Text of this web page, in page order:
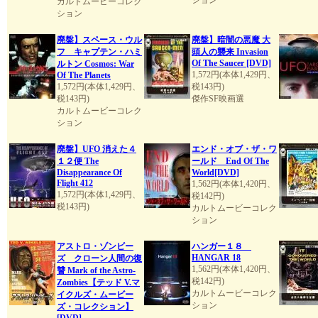
ション
廃盤】スペース・ウル
フ キャプテン・ハミ
ルトン Cosmos: War
Of The Planets
1,572円(本体1,429円、
税143円)
カルトムービーコレク
ション
廃盤】暗闇の悪魔 大
頭人の襲来 Invasion
Of The Saucer [DVD]
1,572円(本体1,429円、
税143円)
傑作SF映画選
廃盤】UFO 消えた４
１２便 The
Disappearance Of
Flight 412
1,572円(本体1,429円、
税143円)
エンド・オブ・ザ・ワ
ールド End Of The
World[DVD]
1,562円(本体1,420円、
税142円)
カルトムービーコレク
ション
アストロ・ゾンビー
ズ クローン人間の復
讐 Mark of the Astro-
Zombies【テッド V.マ
イクルズ・ムービー
ズ・コレクション】
ハンガー１８
HANGAR 18
1,562円(本体1,420円、
税142円)
カルトムービーコレク
ション